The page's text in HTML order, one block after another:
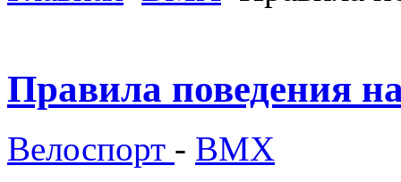
Правила поведения
Велоспорт - ВМХ